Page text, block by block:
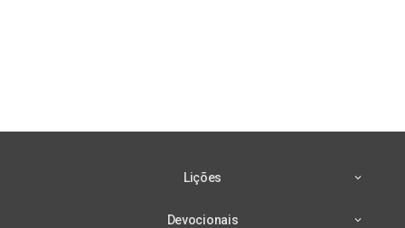
Lições
Devocionais